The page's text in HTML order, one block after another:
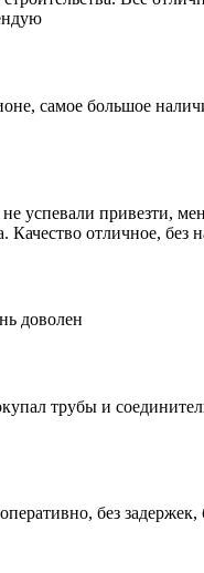
самое большое
успевали привезти,
Качество отличное, без
доволен
трубы и
без